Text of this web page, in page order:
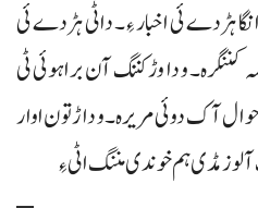
انگا ہڑدے ئی اخبار ءِ۔ داٹی ہڑدے ئی
و دا وڑ کننگ آن براہوئی ٹی
آک دوئی مریرہ۔ و داڑتون اوار
مڈی ہم خوندی مننگ اٹی ءِ